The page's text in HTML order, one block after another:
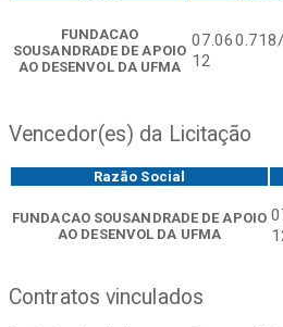
FUNDACAO
SOUSANDRADE DE APOIO
AO DESENVOL DA UFMA
12
Vencedor(es) da Licitação
Razão Social
FUNDACAO SOUSANDRADE DE APOIO
AO DESENVOL DA UFMA
Contratos vinculados